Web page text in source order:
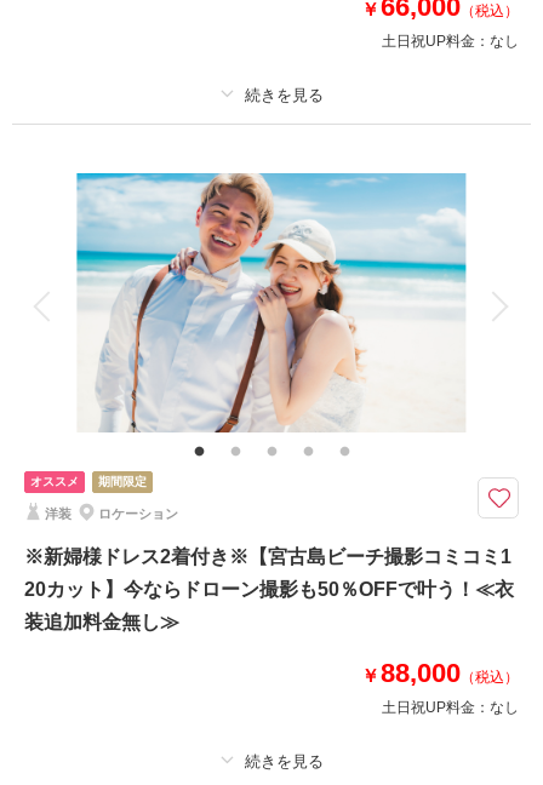
￥66,000 （税込）
土日祝UP料金： なし
撮影料 新婦衣装1着
ヘアメイク 小物一式
アルバム データ 100 カット 台紙付写真
衣装追加 会食
家族と撮影 家族用衣装レンタル
その他含むもの
ドレス(プレミアムドレス含む)／タキシード／ワイシャツ&タイ／靴／造花
ブーケ&ブートニア／アクセサリー小物／撮影アイテム(※持込OK)／写真ク
オリティ補正／撮影カットリクエスト／専任アテンド／雨天補償 ※ドレス
&タキシードのアップグレード等追加料金なし
約4時間 《ダウンロード形式で全データ納品確約！》
《プラン特典》
⚫︎ドローン撮影オプション50％OFF
オススメ 期間限定
洋装 ロケーション
※新婦様ドレス2着付き※【宮古島ビーチ撮影コミコミ1
20カット】今ならドローン撮影も50％OFFで叶う！≪衣
装追加料金無し≫
￥88,000 （税込）
土日祝UP料金： なし